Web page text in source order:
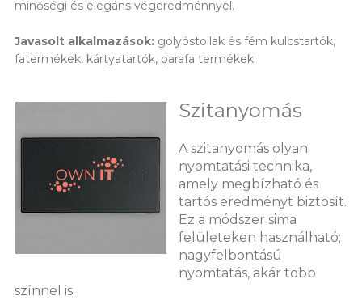
minőségi és elegáns végeredménnyel.
Javasolt alkalmazások:golyóstollak és fém kulcstartók,
fatermékek, kártyatartók, parafa termékek.
Szitanyomás
A szitanyomás olyan
nyomtatási technika,
amely megbízható és
tartós eredményt biztosít.
Ez a módszer sima
felületeken használható;
nagyfelbontású
nyomtatás, akár több
színnel is.